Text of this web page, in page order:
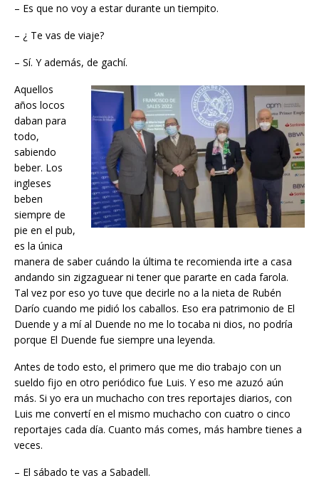
– Es que no voy a estar durante un tiempito.
– ¿ Te vas de viaje?
– Sí. Y además, de gachí.
Aquellos
años locos
daban para
todo,
sabiendo
beber. Los
ingleses
beben
siempre de
pie en el pub,
es la única
manera de saber cuándo la última te recomienda irte a casa
andando sin zigzaguear ni tener que pararte en cada farola.
Tal vez por eso yo tuve que decirle no a la nieta de Rubén
Darío cuando me pidió los caballos. Eso era patrimonio de El
Duende y a mí al Duende no me lo tocaba ni dios, no podría
porque El Duende fue siempre una leyenda.
Antes de todo esto, el primero que me dio trabajo con un
sueldo fijo en otro periódico fue Luis. Y eso me azuzó aún
más. Si yo era un muchacho con tres reportajes diarios, con
Luis me convertí en el mismo muchacho con cuatro o cinco
reportajes cada día. Cuanto más comes, más hambre tienes a
veces.
– El sábado te vas a Sabadell.